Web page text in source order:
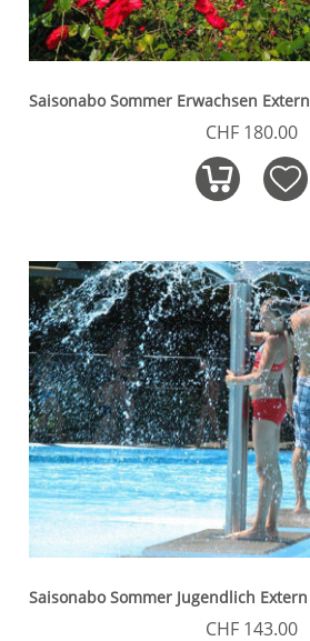
Saisonabo Sommer Erwachsen Extern
CHF 180.00
Saisonabo Sommer Jugendlich Extern
CHF 143.00